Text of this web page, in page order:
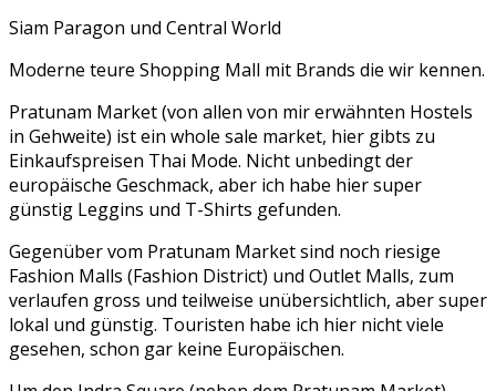
Siam Paragon und Central World
Moderne teure Shopping Mall mit Brands die wir kennen.
Pratunam Market (von allen von mir erwähnten Hostels
in Gehweite) ist ein whole sale market, hier gibts zu
Einkaufspreisen Thai Mode. Nicht unbedingt der
europäische Geschmack, aber ich habe hier super
günstig Leggins und T-Shirts gefunden.
Gegenüber vom Pratunam Market sind noch riesige
Fashion Malls (Fashion District) und Outlet Malls, zum
verlaufen gross und teilweise unübersichtlich, aber super
lokal und günstig. Touristen habe ich hier nicht viele
gesehen, schon gar keine Europäischen.